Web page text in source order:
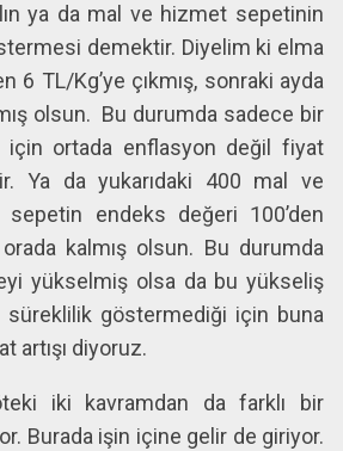
ya da mal ve hizmet sepetinin
demektir. Diyelim ki elma
6 TL/Kg’ye çıkmış, sonraki ayda
olsun. Bu durumda sadece bir
için ortada enflasyon değil fiyat
Ya da yukarıdaki 400 mal ve
endeks değeri 100’den
orada kalmış olsun. Bu durumda
yükselmiş olsa da bu yükseliş
süreklilik göstermediği için buna
artışı diyoruz.
öteki iki kavramdan da farklı bir
Burada işin içine gelir de giriyor.